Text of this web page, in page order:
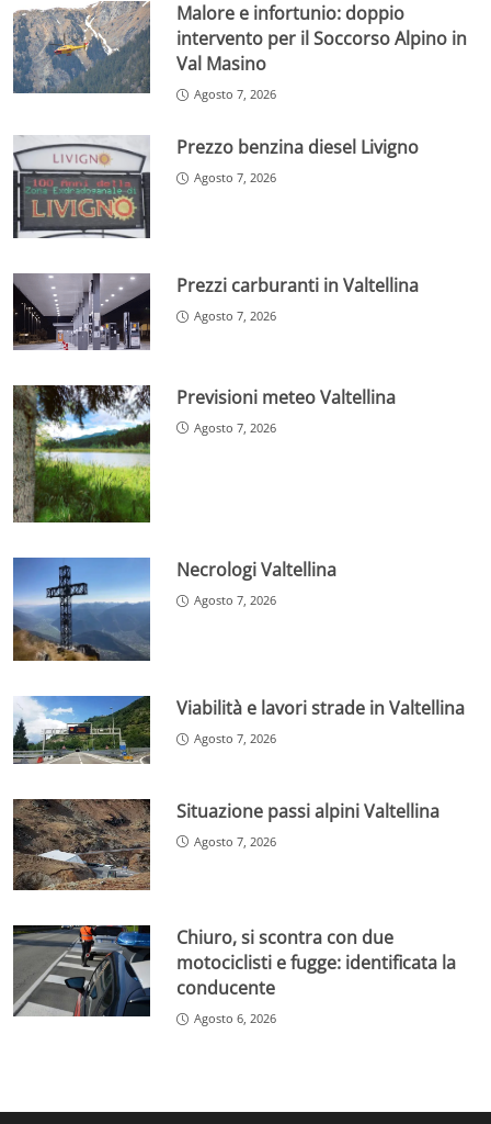
Malore e infortunio: doppio
intervento per il Soccorso Alpino in
Val Masino
Agosto 7, 2026
Prezzo benzina diesel Livigno
Agosto 7, 2026
Prezzi carburanti in Valtellina
Agosto 7, 2026
Previsioni meteo Valtellina
Agosto 7, 2026
Necrologi Valtellina
Agosto 7, 2026
Viabilità e lavori strade in Valtellina
Agosto 7, 2026
Situazione passi alpini Valtellina
Agosto 7, 2026
Chiuro, si scontra con due
motociclisti e fugge: identificata la
conducente
Agosto 6, 2026